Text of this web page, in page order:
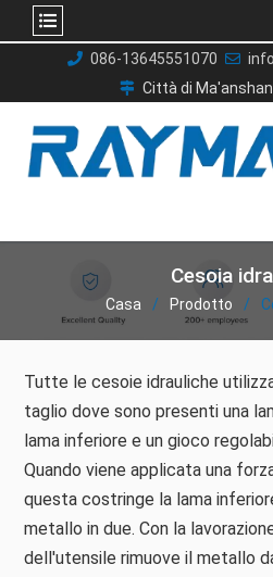
086-13645551070
Città di
Cesoia
Casa Prodotto
Tutte le cesoie idrauliche
taglio dove sono presenti una
lama inferiore e un gioco
Quando viene applicata una
questa costringe la lama
metallo in due. Con la
dell'utensile rimuove il metallo